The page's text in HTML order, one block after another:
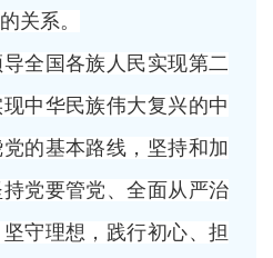
关系。
国各族人民实现第二
中华民族伟大复兴的中
的基本路线，坚持和加
党要管党、全面从严治
守理想，践行初心、担